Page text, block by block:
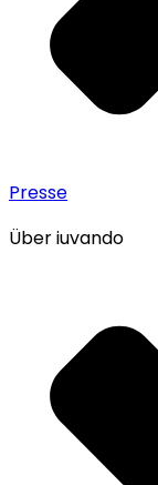
Presse
Über iuvando